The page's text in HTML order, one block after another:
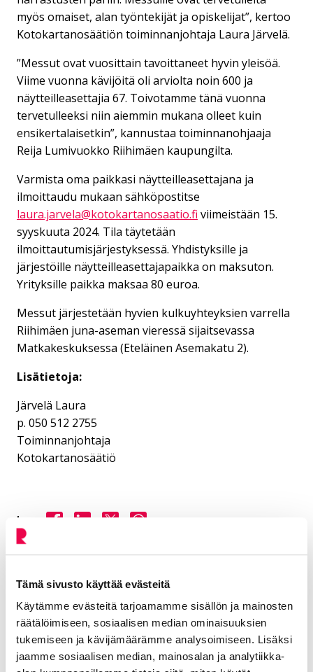
Tämä sivusto käyttää evästeitä
Käytämme evästeitä tarjoamamme sisällön ja mainosten
räätälöimiseen, sosiaalisen median ominaisuuksien
tukemiseen ja kävijämäärämme analysoimiseen. Lisäksi
jaamme sosiaalisen median, mainosalan ja analytiikka-
myös omaiset, alan työntekijät ja opiskelijat”, kertoo
Kotokartanosäätiön toiminnanjohtaja Laura Järvelä.
”Messut ovat vuosittain tavoittaneet hyvin yleisöä.
Viime vuonna kävijöitä oli arviolta noin 600 ja
näytteilleasettajia 67. Toivotamme tänä vuonna
tervetulleeksi niin aiemmin mukana olleet kuin
ensikertalaisetkin”, kannustaa toiminnanohjaaja
Reija Lumivuokko Riihimäen kaupungilta.
Varmista oma paikkasi näytteilleasettajana ja
ilmoittaudu mukaan sähköpostitse
laura.jarvela@kotokartanosaatio.fi viimeistään 15.
syyskuuta 2024. Tila täytetään
ilmoittautumisjärjestyksessä. Yhdistyksille ja
järjestöille näytteilleasettajapaikka on maksuton.
Yrityksille paikka maksaa 80 euroa.
Messut järjestetään hyvien kulkuyhteyksien varrella
Riihimäen juna-aseman vieressä sijaitsevassa
Matkakeskuksessa (Eteläinen Asemakatu 2).
Lisätietoja:
Järvelä Laura
p. 050 512 2755
Toiminnanjohtaja
Kotokartanosäätiö
Jaa: Jaa Facebookissa
Jaa LinkedInissä
Jaa X:ssäJaa WhasAppissa
Aihealueet:
Elä ja voi hyvin
Avainsanat:Messut,Tapahtumat
Kaikki artikkelit: Ajankohtaista